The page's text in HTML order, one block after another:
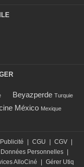
Beyazperde Turquie
México Mexique
Publicité CGU CGV
Données Personnelles
AlloCiné Gérer Utiq